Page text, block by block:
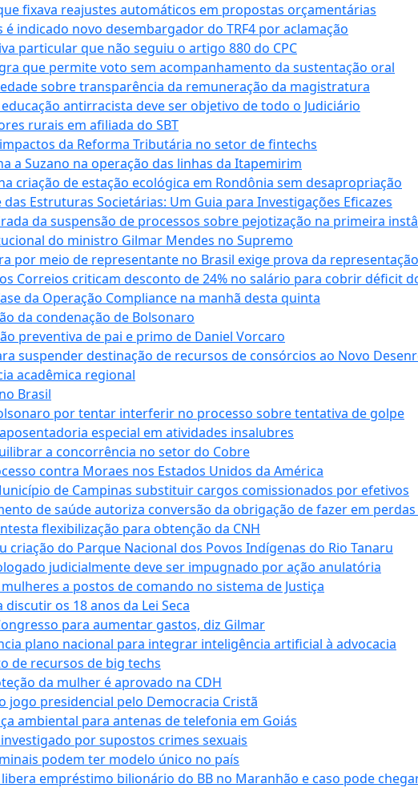
fixava reajustes automáticos em propostas orçamentárias
é indicado novo desembargador do TRF4 por aclamação
particular que não seguiu o artigo 880 do CPC
que permite voto sem acompanhamento da sustentação oral
sobre transparência da remuneração da magistratura
antirracista deve ser objetivo de todo o Judiciário
rurais em afiliada do SBT
da Reforma Tributária no setor de fintechs
a Suzano na operação das linhas da Itapemirim
criação de estação ecológica em Rondônia sem desapropriação
Estruturas Societárias: Um Guia para Investigações Eficazes
da suspensão de processos sobre pejotização na primeira
do ministro Gilmar Mendes no Supremo
por meio de representante no Brasil exige prova da representação
Correios criticam desconto de 24% no salário para cobrir déficit
da Operação Compliance na manhã desta quinta
da condenação de Bolsonaro
preventiva de pai e primo de Daniel Vorcaro
suspender destinação de recursos de consórcios ao Novo
acadêmica regional
Brasil
por tentar interferir no processo sobre tentativa de golpe
especial em atividades insalubres
a concorrência no setor do Cobre
contra Moraes nos Estados Unidos da América
de Campinas substituir cargos comissionados por efetivos
de saúde autoriza conversão da obrigação de fazer em perdas
flexibilização para obtenção da CNH
criação do Parque Nacional dos Povos Indígenas do Rio Tanaru
judicialmente deve ser impugnado por ação anulatória
a postos de comando no sistema de Justiça
os 18 anos da Lei Seca
para aumentar gastos, diz Gilmar
plano nacional para integrar inteligência artificial à advocacia
de recursos de big techs
da mulher é aprovado na CDH
jogo presidencial pelo Democracia Cristã
ambiental para antenas de telefonia em Goiás
por supostos crimes sexuais
podem ter modelo único no país
empréstimo bilionário do BB no Maranhão e caso pode chegar